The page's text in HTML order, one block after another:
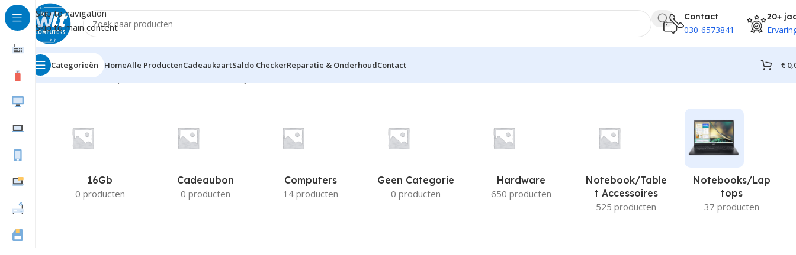
Skip to navigation
Skip to main content
Contact
030-6573841
20+
Categorieën HomeAlle ProductenCadeaukaartSaldo CheckerReparatie & OnderhoudContact €
Home Product Compatible Printers
16Gb
0 producten
Cadeaubon
0 producten
Computers
14 producten
Geen Categorie
0 producten
Hardware
650 producten
Notebook/Table
T Accessoires
525 producten
Notebooks/Lap
Tops
37 producten